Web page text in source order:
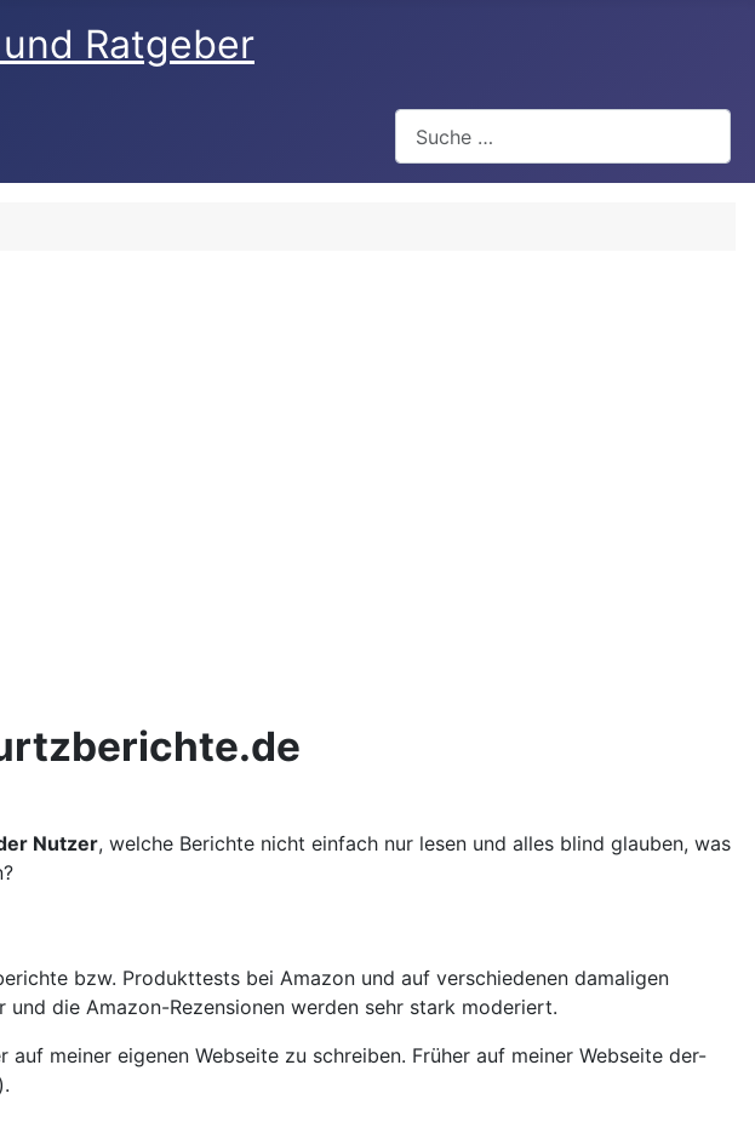
Ratgeber
Nutzer, welche Berichte nicht einfach nur lesen und alles blind glauben, was
bzw. Produkttests bei Amazon und auf verschiedenen damaligen
die Amazon-Rezensionen werden sehr stark moderiert.
meiner eigenen Webseite zu schreiben. Früher auf meiner Webseite der-